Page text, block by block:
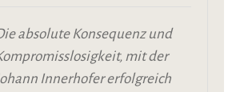
absolute Konsequenz und
mit der
Innerhofer erfolgreich